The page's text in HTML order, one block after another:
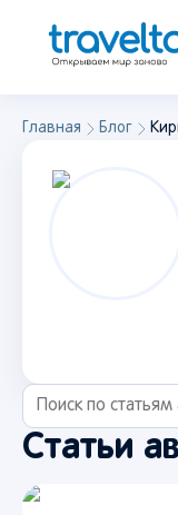
Главная Блог
Статьи